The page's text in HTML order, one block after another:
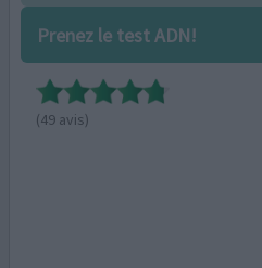
Prenez le test ADN!
(49 avis)